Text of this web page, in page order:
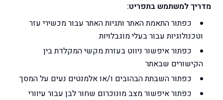
מדריך למשתמש בתפריט:
כפתור התאמת האתר ותגיות האתר עבור מכשירי עזר
וטכנולוגיות עבור בעלי מוגבלויות
כפתור איפשור ניווט בעזרת מקשי המקלדת בין
הקישורים שבאתר
כפתור השבתת הבהובים ו/או אלמנטים נעים על המסך
כפתור איפשור מצב מונוכרום שחור לבן עבור עיוורי